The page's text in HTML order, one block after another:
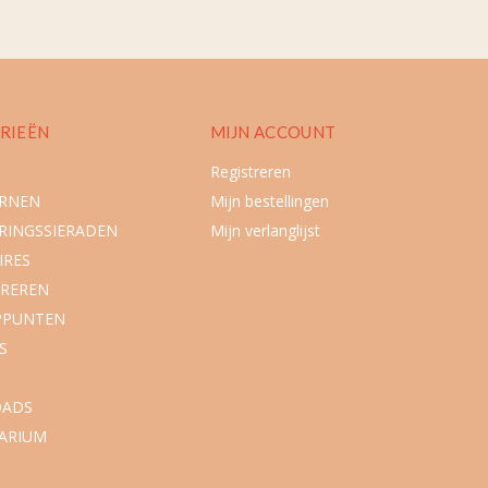
MIJN ACCOUNT
Registreren
Mijn bestellingen
Mijn verlanglijst